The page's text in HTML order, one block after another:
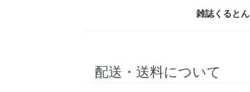
雑誌くるとん
配送・送料について